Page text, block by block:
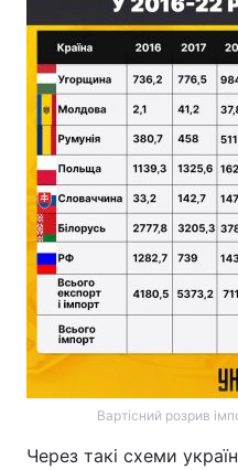
Вартісний розрив
Через такі схеми